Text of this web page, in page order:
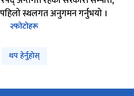
लैङ्गिक तथा यौनिक
र सामाजिक सुरक्षा मन्त्रालय